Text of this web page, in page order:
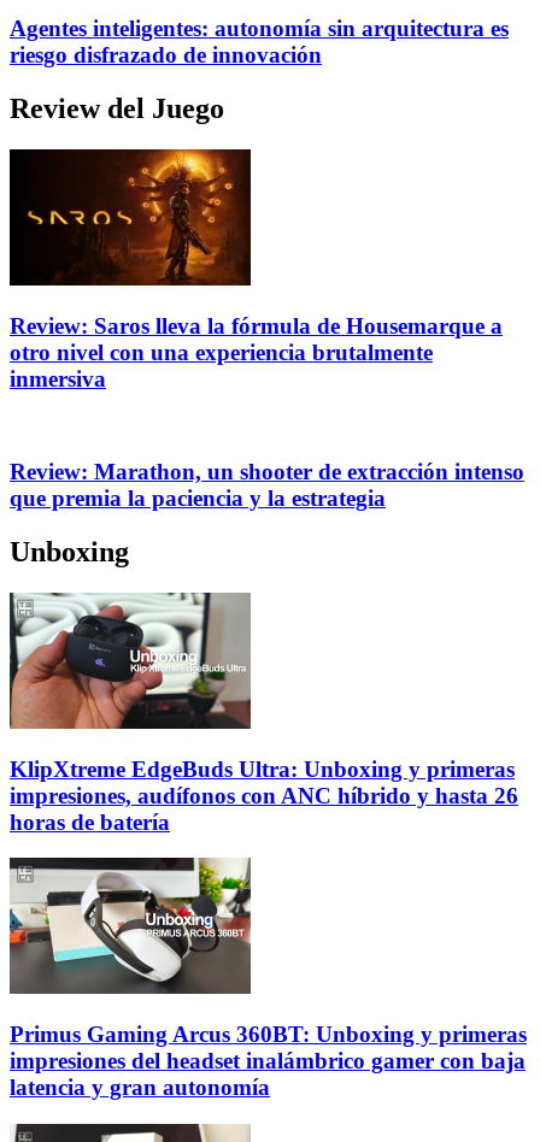
Agentes inteligentes: autonomía sin arquitectura es
riesgo disfrazado de innovación
Review del Juego
Review: Saros lleva la fórmula de Housemarque a
otro nivel con una experiencia brutalmente
inmersiva
Review: Marathon, un shooter de extracción intenso
que premia la paciencia y la estrategia
Unboxing
KlipXtreme EdgeBuds Ultra: Unboxing y primeras
impresiones, audífonos con ANC híbrido y hasta 26
horas de batería
Primus Gaming Arcus 360BT: Unboxing y primeras
impresiones del headset inalámbrico gamer con baja
latencia y gran autonomía